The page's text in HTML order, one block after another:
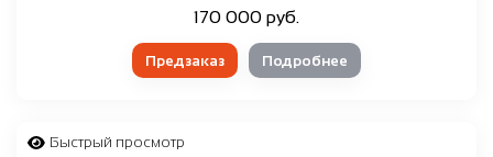
170 000 руб.
Предзаказ Подробнее
Быстрый просмотр